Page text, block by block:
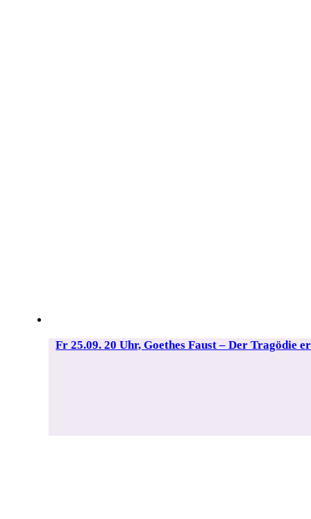
Fr 25.09. 20 Uhr, Goethes Faust – Der Tragödie